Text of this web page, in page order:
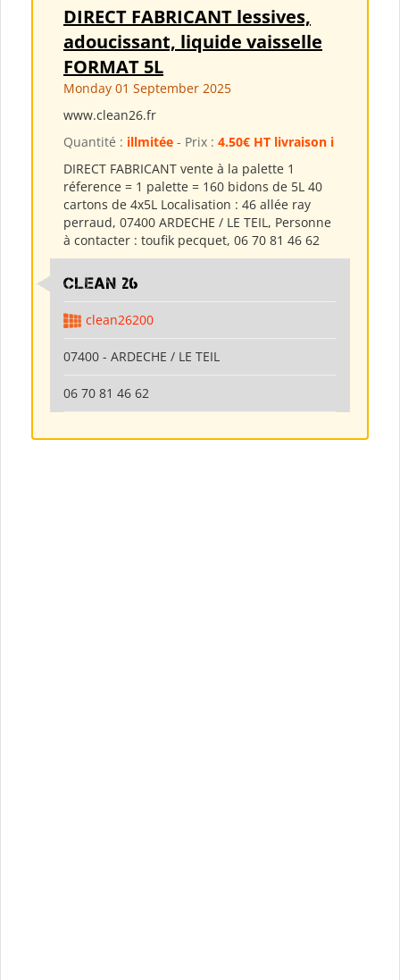
DIRECT FABRICANT lessives,
adoucissant, liquide vaisselle
FORMAT 5L
Monday 01 September 2025
www.clean26.fr
Quantité : illmitée - Prix : 4.50€ HT livraison i
DIRECT FABRICANT vente à la palette 1
réference = 1 palette = 160 bidons de 5L 40
cartons de 4x5L Localisation : 46 allée ray
perraud, 07400 ARDECHE / LE TEIL, Personne
à contacter : toufik pecquet, 06 70 81 46 62
clean 26
clean26200
07400 - ARDECHE / LE TEIL
06 70 81 46 62